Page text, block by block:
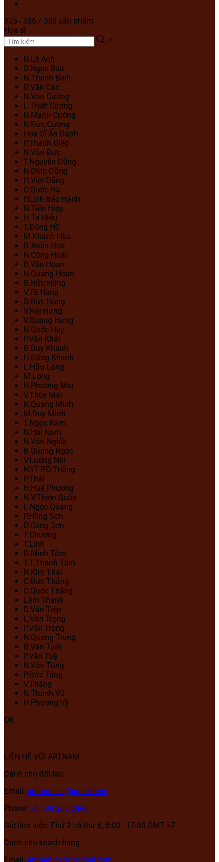
325 - 336 / 350 sản phẩm
Họa sĩ
N.Lê Anh
D.Ngọc Báu
N.Thanh Bình
D.Văn Can
N.Văn Cường
L.Thiết Cương
N.Mạnh Cường
N.Đức Cường
Họa Sĩ Ẩn Danh
P.Thanh Điệp
N.Văn Đức
T.Nguyên Dũng
N.Đình Dũng
H.Việt Dũng
C.Quốc Hà
P.Linh Bảo Hạnh
N.Tiến Hiệp
H.Trí Hiếu
T.Đông Hồ
M.Khánh Hòa
Đ.Xuân Hòa
N.Công Hoài
B.Văn Hoan
N.Quang Hoan
B.Hữu Hùng
V.Tá Hùng
D.Đức Hùng
V.Hải Hưng
V.Quang Hưng
N.Quốc Huy
P.Văn Khải
B.Duy Khánh
H.Đăng Khanh
L.Hữu Long
M.Long
N.Phương Mai
V.Thùy Mai
N.Quang Minh
M.Duy Minh
T.Ngọc Nam
N.Hải Nam
N.Văn Nghĩa
B.Quang Ngọc
V.Lương Nhi
NST P.D.Thắng
P.Thái
H.Huệ Phương
N.V.Thiện Quân
L.Ngọc Quang
P.Hồng Sơn
D.Công Sơn
T.Chương
T.Linh
Đ.Minh Tâm
T.T.Thanh Tâm
N.Kim Thái
C.Đức Thắng
C.Quốc Thắng
Lâm Thanh
D.Văn Tiệp
L.Văn Trọng
P.Văn Trọng
N.Quang Trung
B.Văn Tuất
P.Văn Tuệ
N.Văn Tùng
P.Đức Tùng
V.Thăng
N.Thanh Vũ
H.Phượng Vỹ
OK
LIÊN HỆ VỚI ARTNAM
Dành cho đối tác
Email: artnam.biz@gmail.com
Phone: +84 90 268 2448
Giờ làm việc: Thứ 2 tới thứ 6, 8:00 - 17:00 GMT +7
Dành cho khách hàng
Email: artnam.care@gmail.com